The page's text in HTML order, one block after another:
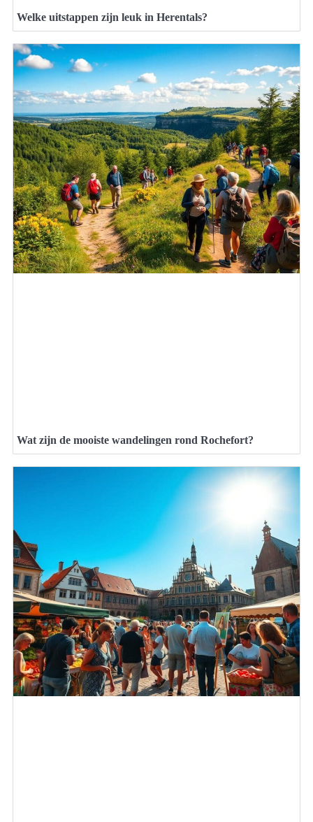
Welke uitstappen zijn leuk in Herentals?
Wat zijn de mooiste wandelingen rond Rochefort?